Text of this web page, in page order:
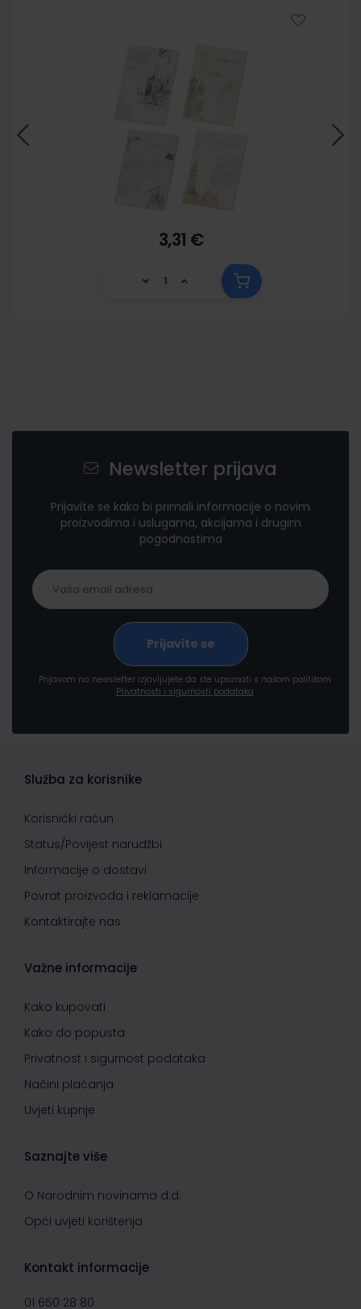
3,31 €
Newsletter prijava
Prijavite se kako bi primali informacije o novim
proizvodima i uslugama, akcijama i drugim
pogodnostima
Prijavom na newsletter izjavljujete da ste upoznati s našom politikom
Privatnosti i sigurnosti podataka
Služba za korisnike
Korisnički račun
Status/Povijest narudžbi
Informacije o dostavi
Povrat proizvoda i reklamacije
Kontaktirajte nas
Važne informacije
Kako kupovati
Kako do popusta
Privatnost i sigurnost podataka
Načini plaćanja
Uvjeti kupnje
Saznajte više
O Narodnim novinama d.d.
Opći uvjeti korištenja
Kontakt informacije
01 650 28 80